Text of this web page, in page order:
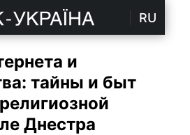
RU
и
тайны и быт
Днестра